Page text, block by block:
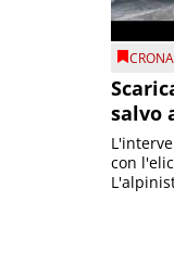
salvo
con